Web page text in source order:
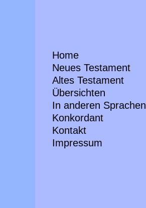
Home
Neues Testament
Altes Testament
Übersichten
In anderen Sprachen
Konkordant
Kontakt
Impressum